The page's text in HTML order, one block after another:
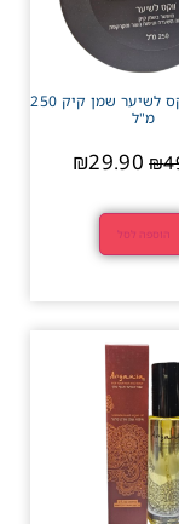
ארגניה – ווקס לשיער שמן קיק 250
מ"ל
₪
₪29.90
הוספה לסל